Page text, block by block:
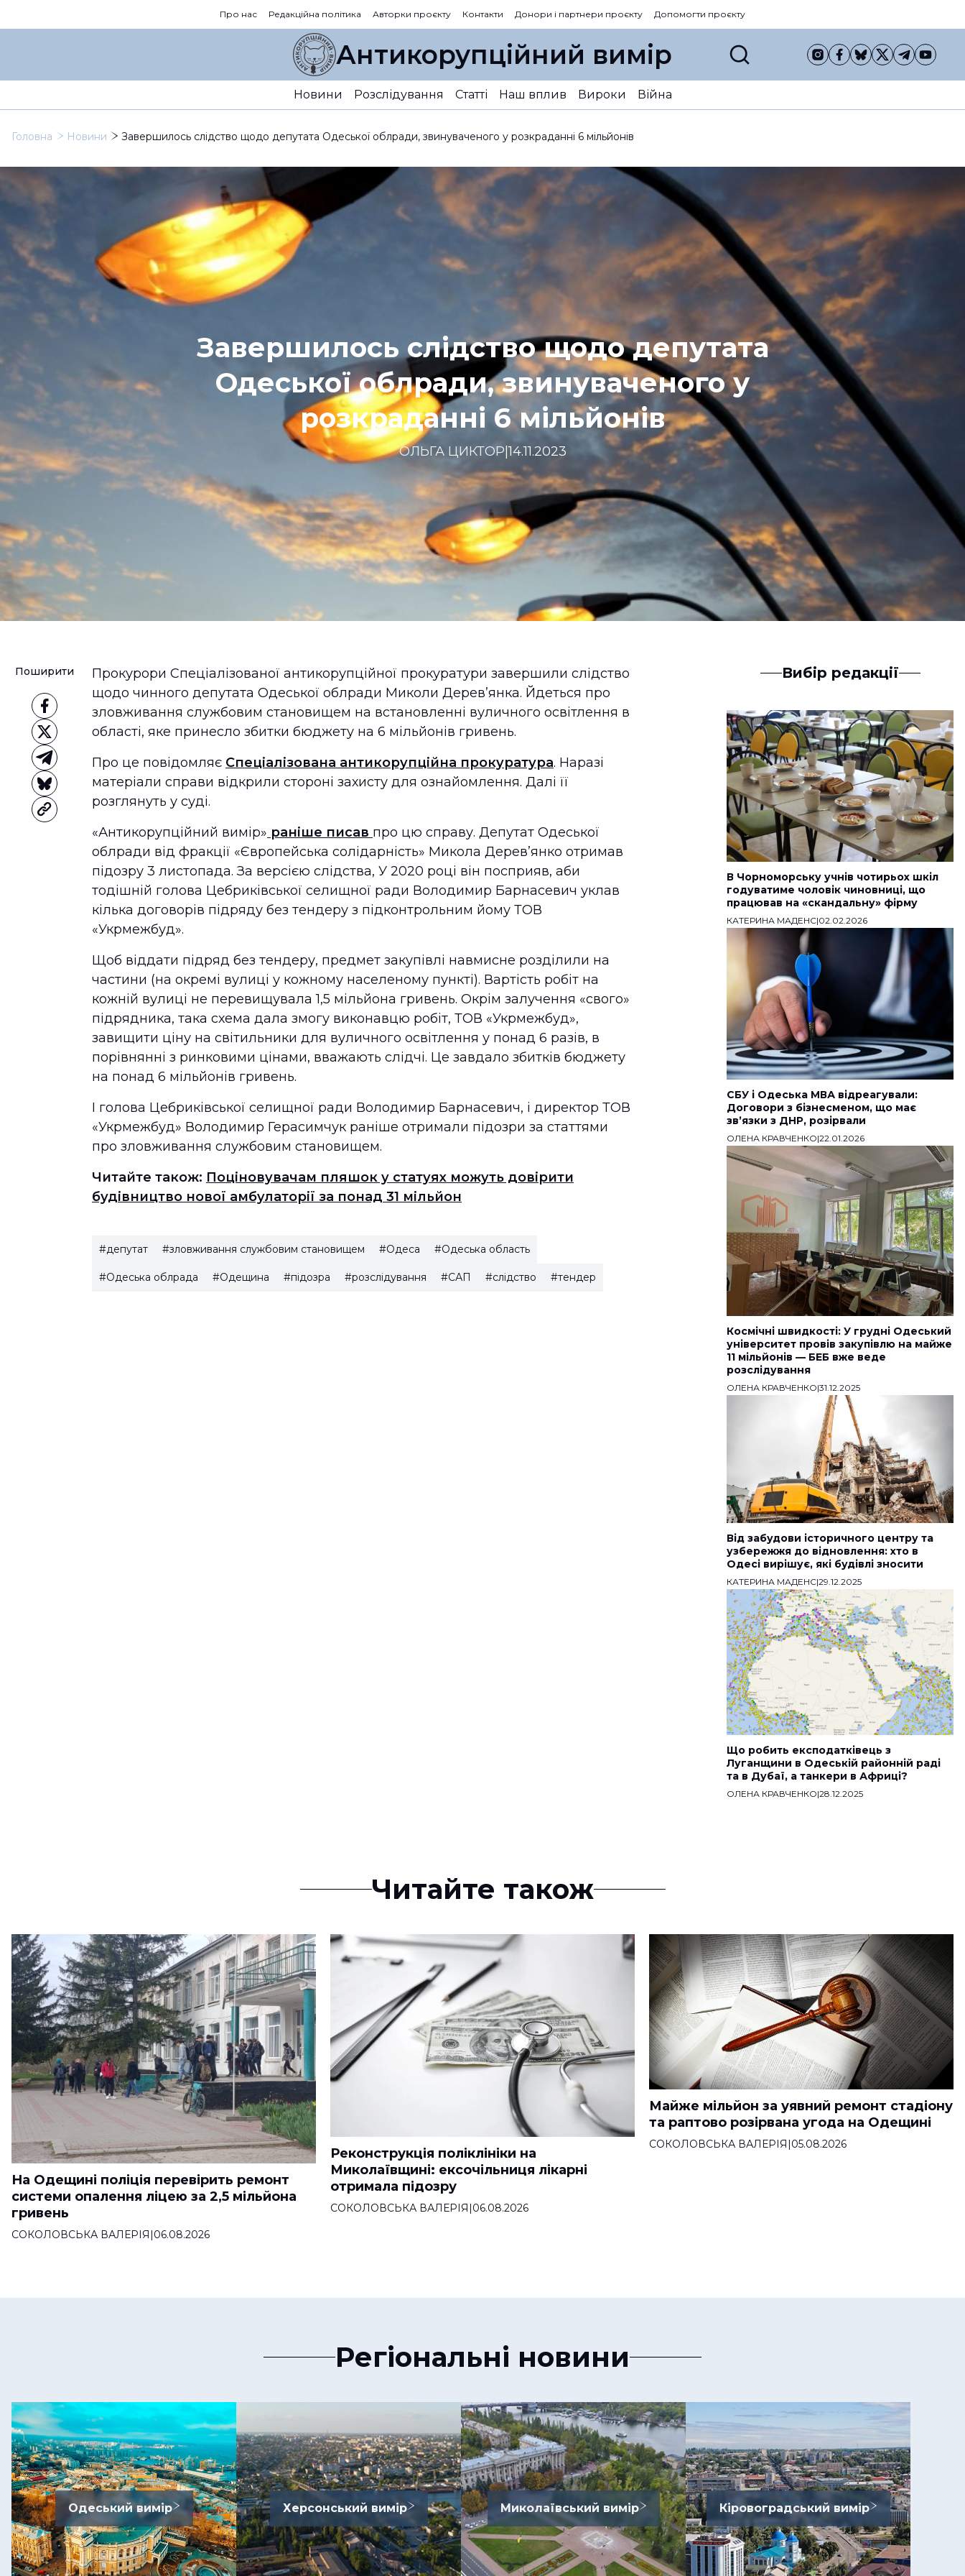
Про нас Редакційна політика Авторки проєкту Контакти Донори і партнери проєкту Допомогти проєкту
Антикорупційний вимір
Новини Розслідування Статті Наш вплив Вироки Війна
Головна Новини Завершилось слідство щодо депутата Одеської облради, звинуваченого у розкраданні 6 мільйонів
Завершилось слідство щодо депутата
Одеської облради, звинуваченого у
розкраданні 6 мільйонів
ОЛЬГА ЦИКТОР|14.11.2023
Поширити
Прокурори Спеціалізованої антикорупційної прокуратури завершили слідство
щодо чинного депутата Одеської облради Миколи Дерев’янка. Йдеться про
зловживання службовим становищем на встановленні вуличного освітлення в
області, яке принесло збитки бюджету на 6 мільйонів гривень.
Про це повідомляє Спеціалізована антикорупційна прокуратура. Наразі
матеріали справи відкрили стороні захисту для ознайомлення. Далі її
розглянуть у суді.
«Антикорупційний вимір» раніше писав про цю справу. Депутат Одеської
облради від фракції «Європейська солідарність» Микола Дерев’янко отримав
підозру 3 листопада. За версією слідства, У 2020 році він посприяв, аби
тодішній голова Цебриківської селищної ради Володимир Барнасевич уклав
кілька договорів підряду без тендеру з підконтрольним йому ТОВ
«Укрмежбуд».
Щоб віддати підряд без тендеру, предмет закупівлі навмисне розділили на
частини (на окремі вулиці у кожному населеному пункті). Вартість робіт на
кожній вулиці не перевищувала 1,5 мільйона гривень. Окрім залучення «свого»
підрядника, така схема дала змогу виконавцю робіт, ТОВ «Укрмежбуд»,
завищити ціну на світильники для вуличного освітлення у понад 6 разів, в
порівнянні з ринковими цінами, вважають слідчі. Це завдало збитків бюджету
на понад 6 мільйонів гривень.
І голова Цебриківської селищної ради Володимир Барнасевич, і директор ТОВ
«Укрмежбуд» Володимир Герасимчук раніше отримали підозри за статтями
про зловживання службовим становищем.
Читайте також: Поціновувачам пляшок у статуях можуть довірити
будівництво нової амбулаторії за понад 31 мільйон
#депутат #зловживання службовим становищем #Одеса #Одеська область
#Одеська облрада #Одещина #підозра #розслідування #САП #слідство #тендер
Вибір редакції
В Чорноморську учнів чотирьох шкіл
годуватиме чоловік чиновниці, що
працював на «скандальну» фірму
КАТЕРИНА МАДЕНС|02.02.2026
СБУ і Одеська МВА відреагували:
Договори з бізнесменом, що має
звʼязки з ДНР, розірвали
ОЛЕНА КРАВЧЕНКО|22.01.2026
Космічні швидкості: У грудні Одеський
університет провів закупівлю на майже
11 мільйонів — БЕБ вже веде
розслідування
ОЛЕНА КРАВЧЕНКО|31.12.2025
Від забудови історичного центру та
узбережжя до відновлення: хто в
Одесі вирішує, які будівлі зносити
КАТЕРИНА МАДЕНС|29.12.2025
Що робить експодатківець з
Луганщини в Одеській районній раді
та в Дубаї, а танкери в Африці?
ОЛЕНА КРАВЧЕНКО|28.12.2025
Читайте також
На Одещині поліція перевірить ремонт
системи опалення ліцею за 2,5 мільйона
гривень
СОКОЛОВСЬКА ВАЛЕРІЯ|06.08.2026
Реконструкція поліклініки на
Миколаївщині: ексочільниця лікарні
отримала підозру
СОКОЛОВСЬКА ВАЛЕРІЯ|06.08.2026
Майже мільйон за уявний ремонт стадіону
та раптово розірвана угода на Одещині
СОКОЛОВСЬКА ВАЛЕРІЯ|05.08.2026
Регіональні новини
Одеський вимір Херсонський вимір Миколаївський вимір Кіровоградський вимір